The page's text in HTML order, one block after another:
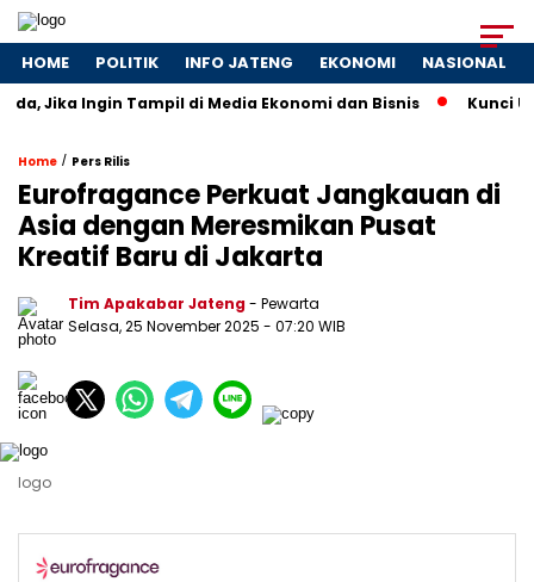
HOME POLITIK INFO JATENG EKONOMI NASIONAL
Jika Ingin Tampil di Media Ekonomi dan Bisnis Kunci
Home / Pers Rilis
Eurofragance Perkuat Jangkauan di
Asia dengan Meresmikan Pusat
Kreatif Baru di Jakarta
Tim Apakabar Jateng- Pewarta
Selasa, 25 November 2025 - 07:20 WIB
logo